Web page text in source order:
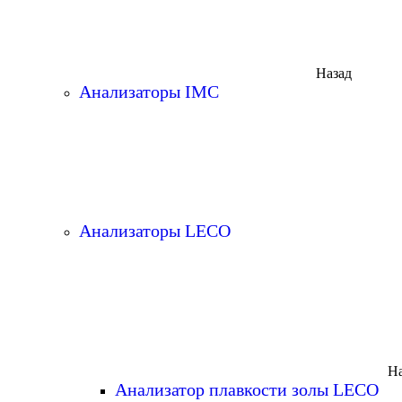
Назад
Анализаторы IMC
Анализаторы LECO
Анализатор плавкости золы LECO